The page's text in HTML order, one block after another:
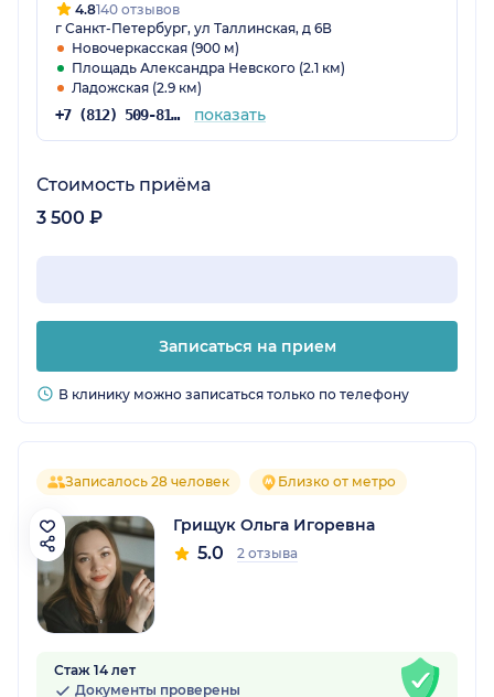
4.8140 отзывов
г Санкт-Петербург, ул Таллинская, д 6В
Новочеркасская (900 м)
Площадь Александра Невского (2.1 км)
Ладожская (2.9 км)
+7 (812) 509-81-85 показать
Стоимость приёма
3 500 ₽
Записаться на прием
В клинику можно записаться только по телефону
Записалось 28 человек Близко от метро
Грищук Ольга Игоревна
5.0 2 отзыва
Стаж 14 лет
Документы проверены